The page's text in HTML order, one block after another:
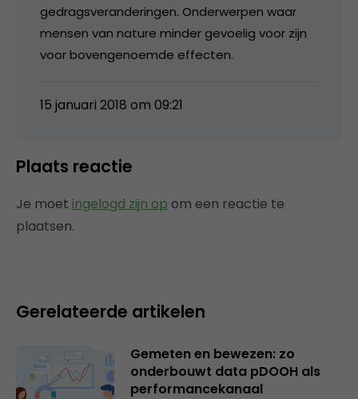
gedragsveranderingen. Onderwerpen waar
mensen van nature minder gevoelig voor zijn
voor bovengenoemde effecten.
15 januari 2018 om 09:21
Plaats reactie
Je moet ingelogd zijn op om een reactie te
plaatsen.
Gerelateerde artikelen
Gemeten en bewezen: zo
onderbouwt data pDOOH als
performancekanaal